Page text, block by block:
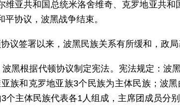
维亚共和国总统米洛舍维奇、克罗地亚共
协议，波黑战争结束。
议签署以来，波黑民族关系有所缓和，政局
波黑根据代顿协议制定宪法。宪法规定：波
族和克罗地亚族3个民族为主体民族；波
个主体民族代表各1人组成，主席团成员分